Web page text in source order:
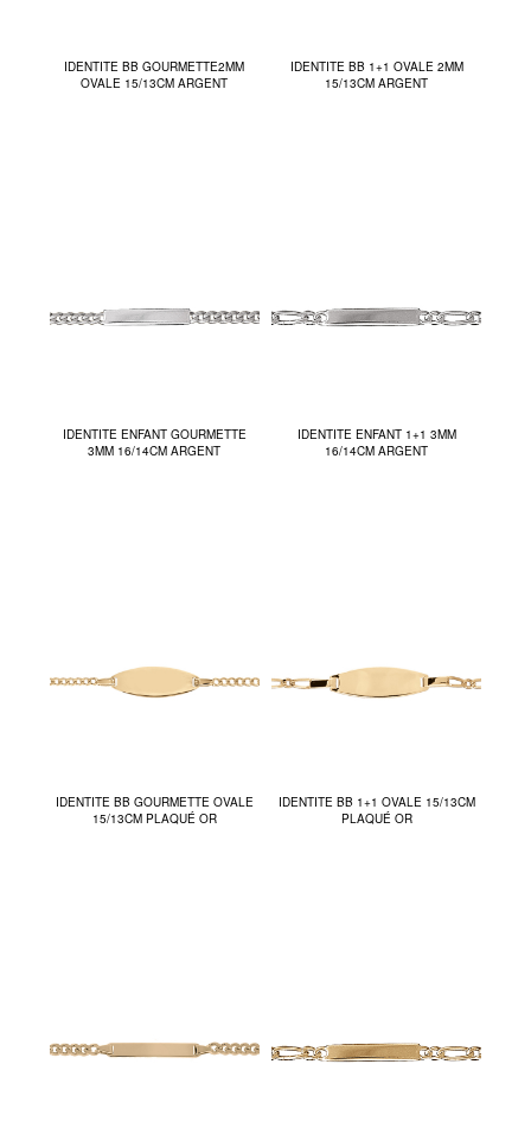
IDENTITE BB GOURMETTE2MM
OVALE 15/13CM ARGENT
IDENTITE BB 1+1 OVALE 2MM
15/13CM ARGENT
IDENTITE ENFANT GOURMETTE
3MM 16/14CM ARGENT
IDENTITE ENFANT 1+1 3MM
16/14CM ARGENT
IDENTITE BB GOURMETTE OVALE
15/13CM PLAQUÉ OR
IDENTITE BB 1+1 OVALE 15/13CM
PLAQUÉ OR